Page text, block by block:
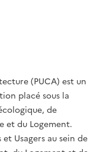
(PUCA) est un
placé sous la
de
et du Logement.
Usagers au sein de